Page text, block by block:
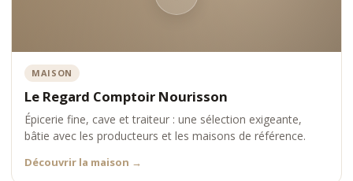
MAISON
Le Regard Comptoir Nourisson
Épicerie fine, cave et traiteur : une sélection exigeante,
bâtie avec les producteurs et les maisons de référence.
Découvrir la maison →